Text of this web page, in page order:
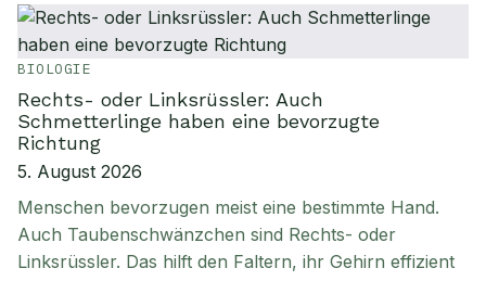
BIOLOGIE
Rechts- oder Linksrüssler: Auch
Schmetterlinge haben eine bevorzugte
Richtung
5. August 2026
Menschen bevorzugen meist eine bestimmte Hand.
Auch Taubenschwänzchen sind Rechts- oder
Linksrüssler. Das hilft den Faltern, ihr Gehirn effizient